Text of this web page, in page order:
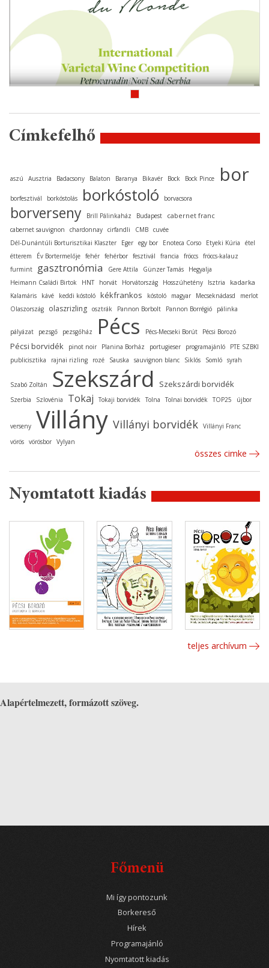
Címkefelhő
aszú Ausztria Badacsony Balaton Baranya Bikavér Bock Bock Pince bor
borfesztivál borkóstolás borkóstoló borvacsora
borverseny Brill Pálinkaház Budapest cabernet franc
cabernet sauvignon chardonnay cirfandli CMB cuvée
Dél-Dunántúli Borturisztikai Klaszter
Eger egy bor Enoteca Corso Etyeki Kúria
étel
étterem
Év Bortermelője fehér fehérbor fesztivál francia fröccs fröccs-kalauz
furmint
gasztronómia Gere Attila Günzer Tamás
Hegyalja
Heimann Családi Birtok
HNT horvát Horvátország Hosszúhetény Isztria kadarka
Kalamáris kávé keddi kóstoló kékfrankos kóstoló magyar Mecseknádasd
merlot
Olaszország
olaszrizling osztrák Pannon Borbolt Pannon Borrégió pálinka
pályázat pezsgő pezsgőház Pécs Pécs-Mecseki Borút Pécsi Borozó
Pécsi borvidék pinot noir Planina Borház portugieser programajánló
PTE SZBKI
publicisztika
rajnai rizling rozé Sauska sauvignon blanc Siklós Somló syrah
Szabó Zoltán Szekszárd Szekszárdi borvidék
Szerbia Szlovénia Tokaj Tokaji borvidék Tolna Tolnai borvidék TOP25 újbor
verseny Villány Villányi borvidék Villányi Franc
vörös vörösbor Vylyan
összes cimke
Nyomtatott kiadás
teljes archívum
Alapértelmezett, formázott szöveg.
Főmenü
Mi így pontozunk
Borkereső
Hírek
Programajánló
Nyomtatott kiadás